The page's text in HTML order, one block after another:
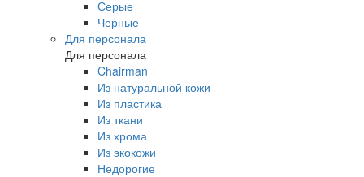
Серые
Черные
Для персонала
Для персонала
Chairman
Из натуральной кожи
Из пластика
Из ткани
Из хрома
Из экокожи
Недорогие